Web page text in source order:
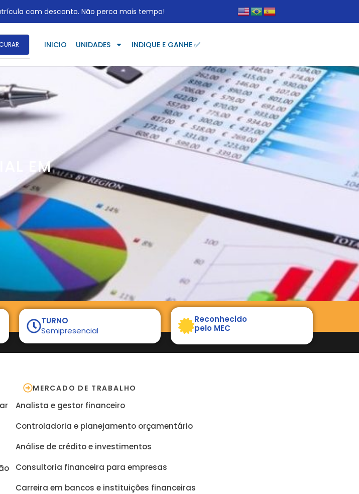
com desconto. Não perca mais tempo!
INICIO UNIDADES INDIQUE E GANHE ✅
EM
TURNO
Semipresencial
Reconhecido
pelo MEC
MERCADO DE TRABALHO
Analista e gestor financeiro
Controladoria e planejamento orçamentário
Análise de crédito e investimentos
Consultoria financeira para empresas
Carreira em bancos e instituições financeiras